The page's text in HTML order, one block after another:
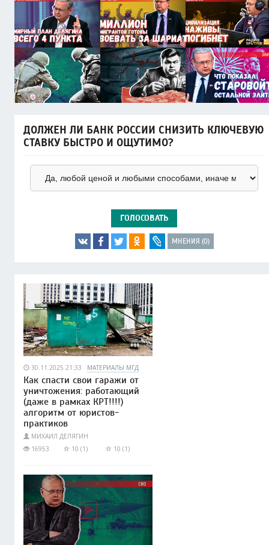
ДОЛЖЕН ЛИ БАНК РОССИИ СНИЗИТЬ КЛЮЧЕВУЮ
СТАВКУ БЫСТРО И ОЩУТИМО?
ГОЛОСОВАТЬ
МНЕНИЯ (0)
30.11.2025 21:33 МАТЕРИАЛЫ МГД
Как спасти свои гаражи от
уничтожения: работающий
(даже в рамках КРТ!!!!)
алгоритм от юристов-
практиков
МИХАИЛ ДЕЛЯГИН
16953
10 (1) 10 (1)